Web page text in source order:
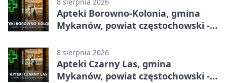
Apteki Borowno-Kolonia, gmina
Mykanów, powiat częstochowski -
8 sierpnia 2026
Apteki Czarny Las, gmina
Mykanów, powiat częstochowski -